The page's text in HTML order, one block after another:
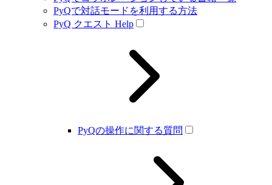
PyQで対話モードを利用する方法
PyQ クエスト Help
PyQの操作に関する質問